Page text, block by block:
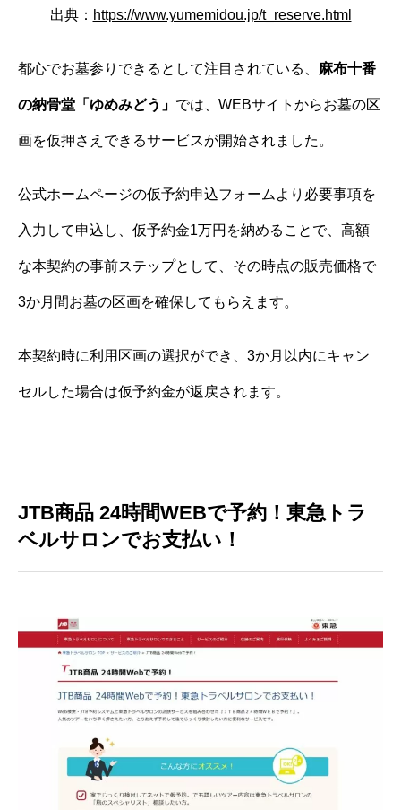
出典： https://www.yumemidou.jp/t_reserve.html
都心でお墓参りできるとして注目されている、 麻布十番
の納骨堂「ゆめみどう」 では、WEBサイトからお墓の区
画を仮押さえできるサービスが開始されました。
公式ホームページの仮予約申込フォームより必要事項を
入力して申込し、仮予約金1万円を納めることで、高額
な本契約の事前ステップとして、その時点の販売価格で
3か月間お墓の区画を確保してもらえます。
本契約時に利用区画の選択ができ、3か月以内にキャン
セルした場合は仮予約金が返戻されます。
JTB商品 24時間WEBで予約！東急トラ
ベルサロンでお支払い！